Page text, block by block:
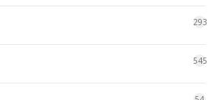
293
545